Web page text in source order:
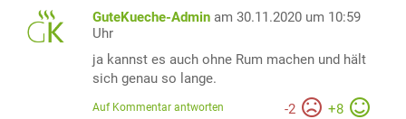
GuteKueche-Admin am 30.11.2020 um 10:59
Uhr
ja kannst es auch ohne Rum machen und hält
sich genau so lange.
-2 +8
Auf Kommentar antworten